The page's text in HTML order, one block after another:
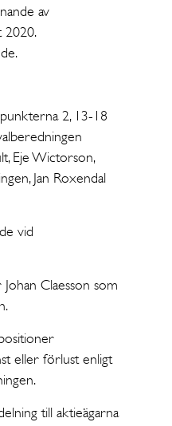
av
2020.
2, 13-18
Eje Wictorson,
Jan Roxendal
vid
Claesson som
eller förlust enligt
till aktieägarna